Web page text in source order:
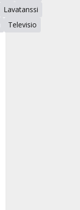
Lavatanssi
Televisio